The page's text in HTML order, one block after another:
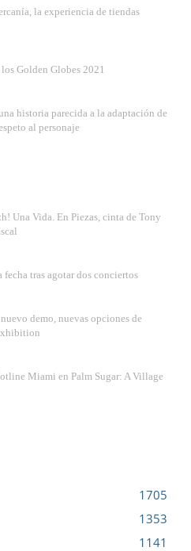
la experiencia de tiendas
Golden Globes 2021
historia parecida a la adaptación de
al personaje
Una Vida. En Piezas, cinta de Tony
fecha tras agotar dos conciertos
demo, nuevas opciones de
Miami en Palm Sugar: A Village
1705
1353
1141